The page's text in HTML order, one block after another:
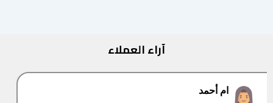
آراء العملاء
البتول